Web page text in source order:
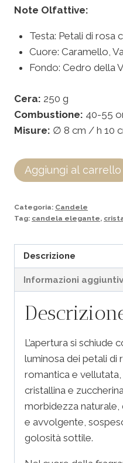
Note Olfattive:
Testa: Petali di rosa
Cuore: Caramello,
Fondo: Cedro della
Cera: 250 g
Combustione: 40-55
Misure: ∅ 8 cm / h 10
Aggiungi al carrello
Categoria: Candele
Tag: candela elegante,
Descrizione
Informazioni
L’apertura si schiude
luminosa dei petali di
romantica e
cristallina e
morbidezza naturale,
e avvolgente,
golosità sottile.